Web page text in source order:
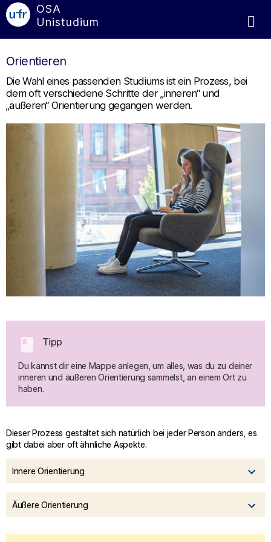
OSA
Unistudium
Orientieren
Die Wahl eines passenden Studiums ist ein Prozess, bei
dem oft verschiedene Schritte der „inneren“ und
„äußeren“ Orientierung gegangen werden.
book Tipp
Du kannst dir eine Mappe anlegen, um alles, was du zu deiner
inneren und äußeren Orientierung sammelst, an einem Ort zu
haben.
Dieser Prozess gestaltet sich natürlich bei jeder Person anders, es
gibt dabei aber oft ähnliche Aspekte.
Innere Orientierung
Äußere Orientierung